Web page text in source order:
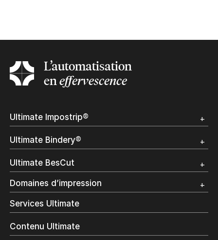
L’automatisation
eneffervescence
Ultimate Impostrip®
Démo
Ultimate Bindery®
Démo
Témoignages clients
Ultimate BesCut
Apercu
Démo
Domaines d’impression
Publipostage et Transactionnel
Impression Commerciale
Livres à la demande
Impression jet d’encre
Services Ultimate
Contenu Ultimate